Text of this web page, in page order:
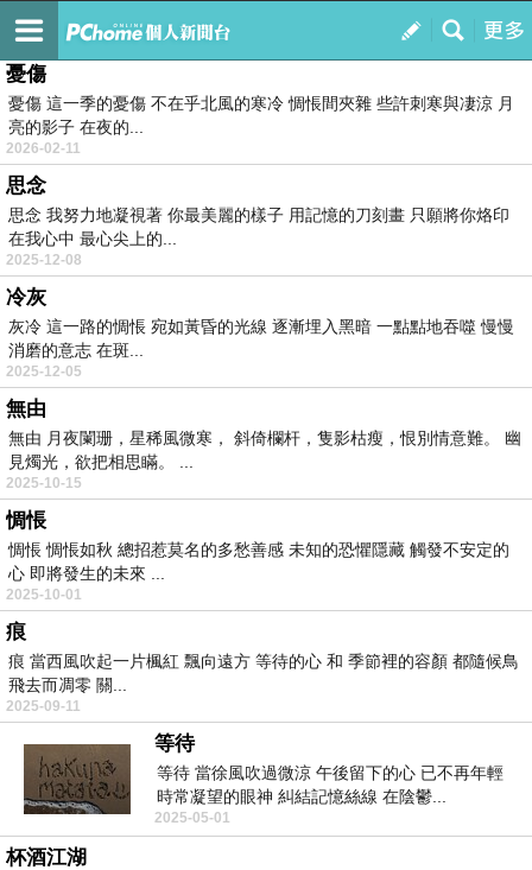
我的
訂閱
虫二小閣
憂傷
憂傷 這一季的憂傷 不在乎北風的寒冷 惆悵間夾雜 些許刺寒與凄涼 月
亮的影子 在夜的...
2026-02-11
思念
思念 我努力地凝視著 你最美麗的樣子 用記憶的刀刻畫 只願將你烙印
在我心中 最心尖上的...
2025-12-08
冷灰
灰冷 這一路的惆悵 宛如黃昏的光線 逐漸埋入黑暗 一點點地吞噬 慢慢
消磨的意志 在斑...
2025-12-05
無由
無由 月夜闌珊，星稀風微寒， 斜倚欄杆，隻影枯瘦，恨別情意難。 幽
見燭光，欲把相思瞞。 ...
2025-10-15
惆悵
惆悵 惆悵如秋 總招惹莫名的多愁善感 未知的恐懼隱藏 觸發不安定的
心 即將發生的未來 ...
2025-10-01
痕
痕 當西風吹起一片楓紅 飄向遠方 等待的心 和 季節裡的容顏 都隨候鳥
飛去而凋零 關...
2025-09-11
等待
等待 當徐風吹過微涼 午後留下的心 已不再年輕
時常凝望的眼神 糾結記憶絲線 在陰鬱...
2025-05-01
杯酒江湖